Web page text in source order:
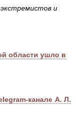
экстремистов и
области ушло в
канале А. Л.